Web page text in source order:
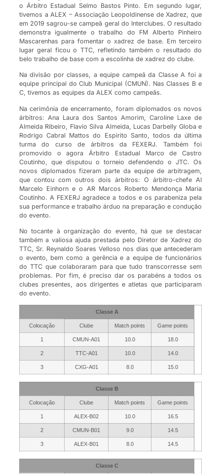
o Árbitro Estadual Selmo Bastos Pinto. Em segundo lugar,
tivemos a ALEX – Associação Leopoldinense de Xadrez, que
em 2019 sagrou-se campeã geral do Interclubes. O resultado
demonstra igualmente o trabalho do FM Alberto Pinheiro
Mascarenhas para fomentar o xadrez de base. Em terceiro
lugar geral ficou o TTC, refletindo também o resultado do
belo trabalho de base com a escolinha de xadrez do clube.
Na divisão por classes, a equipe campeã da Classe A foi a
equipe principal do Club Municipal (CMUN). Nas Classes B e
C, tivemos as equipes da ALEX como campeãs.
Na cerimônia de encerramento, foram diplomados os novos
árbitros: Ana Laura dos Santos Amorim, Caroline Laxe de
Almeida Ribeiro, Flavio Silva Almeida, Lucas Darbelly Globa e
Rodrigo Cabral Mattos do Espirito Santo, todos da última
turma do curso de árbitros da FEXERJ. Também foi
promovido o agora Árbitro Estadual Marco de Castro
Coutinho, que disputou o torneio defendendo o JTC. Os
novos diplomados fizeram parte da equipe de arbitragem,
que contou com outros dois árbitros: O árbitro-chefe AI
Marcelo Einhorn e o AR Marcos Roberto Mendonça Maria
Coutinho. A FEXERJ agradece a todos e os parabeniza pela
sua performance e trabalho árduo na preparação e condução
do evento.
No tocante à organização do evento, há que se destacar
também a valiosa ajuda prestada pelo Diretor de Xadrez do
TTC, Sr. Reynaldo Soares Velloso nos dias que antecederam
o evento, bem como a gerência e a equipe de funcionários
do TTC que colaboraram para que tudo transcorresse sem
problemas. Por fim, é preciso dar os parabéns a todos os
clubes presentes, aos dirigentes e atletas que participaram
do evento.
Classe A
Colocação Clube Match points Game points
1 CMUN-A01 10.0 18.0
2 TTC-A01 10.0 14.0
3 CXG-A01 8.0 15.0
Classe B
Colocação Clube Match points Game points
1 ALEX-B02 10.0 16.5
2 CMUN-B01 9.0 14.5
3 ALEX-B01 8.0 14.5
Classe C